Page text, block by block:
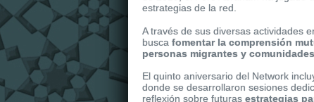
estrategias de la red.
Itreplica watchesis dressed in shiny
replica ukwatches of the collection. It
A través de sus diversas actividades
busca fomentar la comprensión
personas migrantes y
El quinto aniversario del Network
donde se desarrollaron sesiones
reflexión sobre futuras estrategias